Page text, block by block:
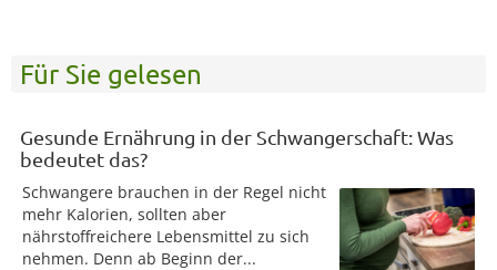
Für Sie gelesen
Gesunde Ernährung in der Schwangerschaft: Was
bedeutet das?
Schwangere brauchen in der Regel nicht
mehr Kalorien, sollten aber
nährstoffreichere Lebensmittel zu sich
nehmen. Denn ab Beginn der...